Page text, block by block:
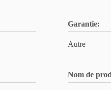
Garantie:
Autre
Nom de